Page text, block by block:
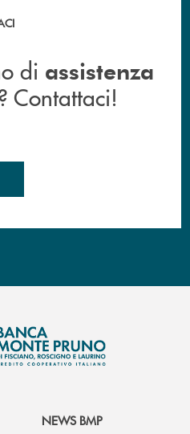
Prunoimmediata? Contattaci!
di assistenza
Contattaci!
NEWS BMP